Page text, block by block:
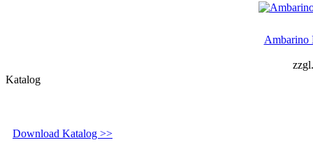
Ambarino
Katalog
Download Katalog >>